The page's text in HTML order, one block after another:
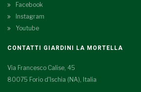
Facebook
Instagram
Youtube
CONTATTI GIARDINI LA MORTELLA
Via Francesco Calise, 45
80075 Forio d'Ischia (NA), Italia